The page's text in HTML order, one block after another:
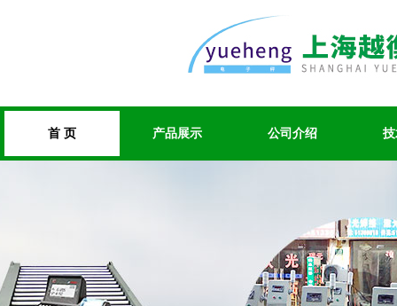
首 页 产品展示 公司介绍